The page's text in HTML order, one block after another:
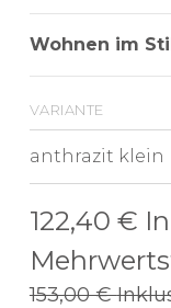
Wohnen im
variante
122,40 €
153,00 €